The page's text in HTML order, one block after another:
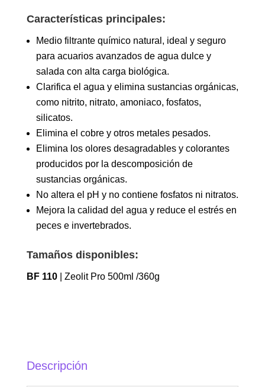
Características principales:
Medio filtrante químico natural, ideal y seguro
para acuarios avanzados de agua dulce y
salada con alta carga biológica.
Clarifica el agua y elimina sustancias orgánicas,
como nitrito, nitrato, amoniaco, fosfatos,
silicatos.
Elimina el cobre y otros metales pesados.
Elimina los olores desagradables y colorantes
producidos por la descomposición de
sustancias orgánicas.
No altera el pH y no contiene fosfatos ni nitratos.
Mejora la calidad del agua y reduce el estrés en
peces e invertebrados.
Tamaños disponibles:
BF 110 | Zeolit Pro 500ml /360g
Descripción